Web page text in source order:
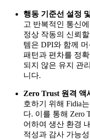
행동 기준선 설정
고 반복적인 통신
정상 작동의 신뢰
템은 DPI와 함께
패턴과 편차를 정
되지 않은 유지 관
니다.
Zero Trust 원격 액
호하기 위해 Fidia는
다. 이를 통해 Zero
어하여 생산 환경
적성과 감사 가능